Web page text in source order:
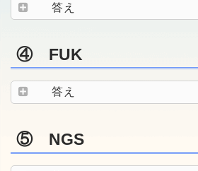
答え
④ FUK
答え
⑤ NGS